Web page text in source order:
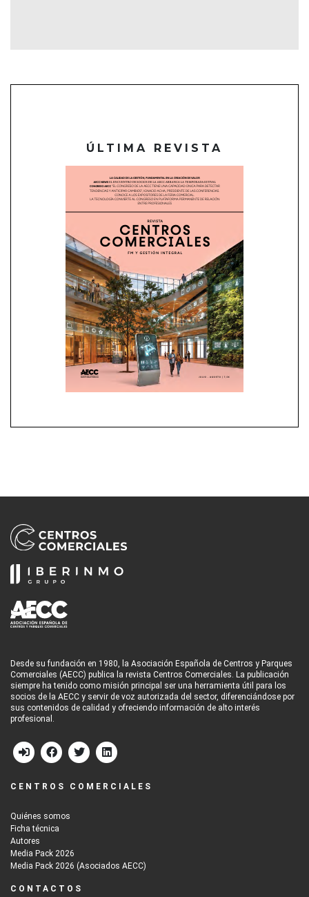
ÚLTIMA REVISTA
Desde su fundación en 1980, la Asociación Española de Centros y Parques
Comerciales (AECC) publica la revista Centros Comerciales. La publicación
siempre ha tenido como misión principal ser una herramienta útil para los
socios de la AECC y servir de voz autorizada del sector, diferenciándose por
sus contenidos de calidad y ofreciendo información de alto interés
profesional.
CENTROS COMERCIALES
Quiénes somos
Ficha técnica
Autores
Media Pack 2026
Media Pack 2026 (Asociados AECC)
CONTACTOS